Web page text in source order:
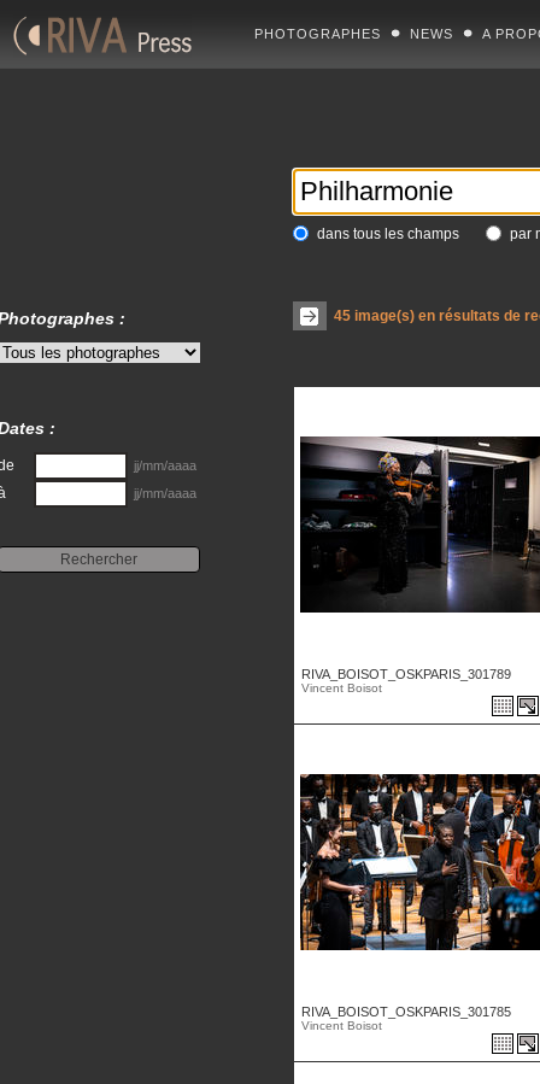
PHOTOGRAPHES NEWS A
dans tous les champs par
45image(s) en résultats de
RIVA_BOISOT_OSKPARIS_301789
Vincent Boisot
RIVA_BOISOT_OSKPARIS_301785
Vincent Boisot
:
:
jj/mm/aaaa
jj/mm/aaaa